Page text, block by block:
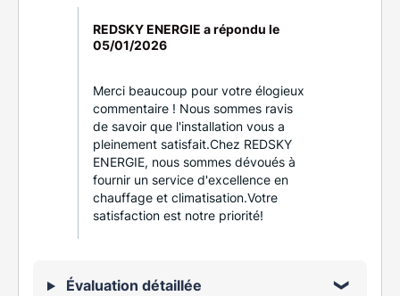
REDSKY ENERGIE a répondu le
05/01/2026
Merci beaucoup pour votre élogieux
commentaire ! Nous sommes ravis
de savoir que l'installation vous a
pleinement satisfait.Chez REDSKY
ENERGIE, nous sommes dévoués à
fournir un service d'excellence en
chauffage et climatisation.Votre
satisfaction est notre priorité!
Évaluation détaillée